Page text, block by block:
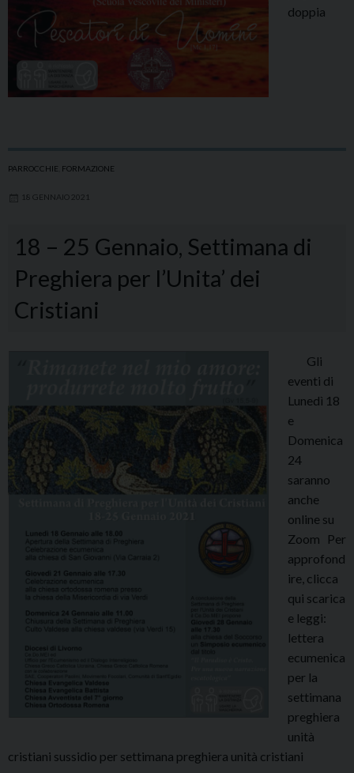
doppia
PARROCCHIE FORMAZIONE
18 GENNAIO 2021
18 – 25 Gennaio, Settimana di
Preghiera per l’Unita’ dei
Cristiani
Gli
eventi di
Lunedì 18
e
Domenica
24
saranno
anche
online su
Zoom Per
approfond
ire, clicca
qui scarica
e leggi:
lettera
ecumenica
per la
settimana
preghiera
unità
cristiani sussidio per settimana preghiera unità cristiani